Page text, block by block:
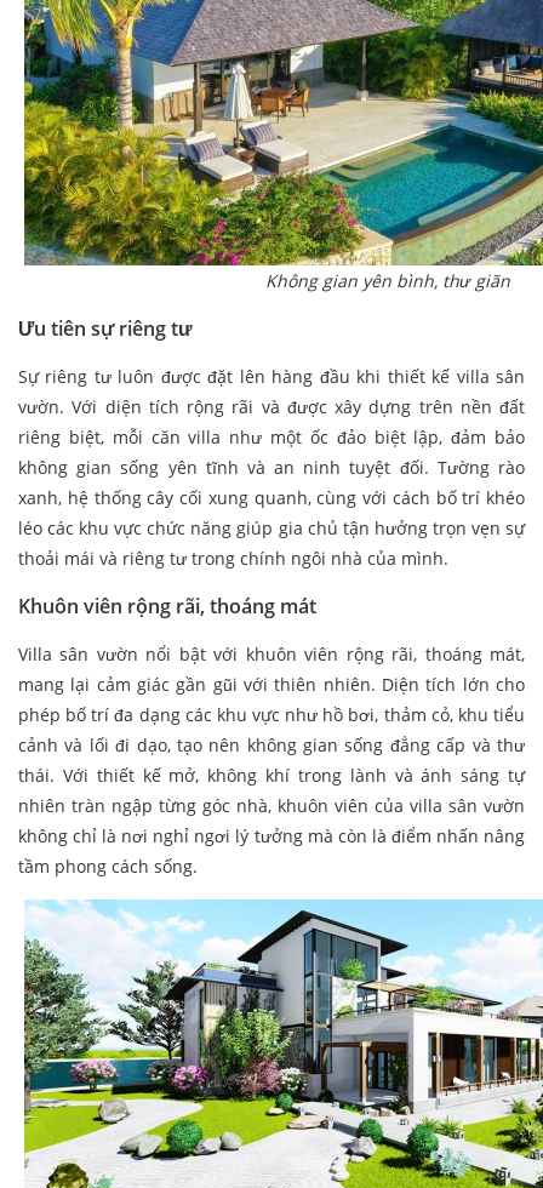
Không gian yên bình, thư giãn
Ưu tiên sự riêng tư
Sự riêng tư luôn được đặt lên hàng đầu khi thiết kế villa sân
vườn. Với diện tích rộng rãi và được xây dựng trên nền đất
riêng biệt, mỗi căn villa như một ốc đảo biệt lập, đảm bảo
không gian sống yên tĩnh và an ninh tuyệt đối. Tường rào
xanh, hệ thống cây cối xung quanh, cùng với cách bố trí khéo
léo các khu vực chức năng giúp gia chủ tận hưởng trọn vẹn sự
thoải mái và riêng tư trong chính ngôi nhà của mình.
Khuôn viên rộng rãi, thoáng mát
Villa sân vườn nổi bật với khuôn viên rộng rãi, thoáng mát,
mang lại cảm giác gần gũi với thiên nhiên. Diện tích lớn cho
phép bố trí đa dạng các khu vực như hồ bơi, thảm cỏ, khu tiểu
cảnh và lối đi dạo, tạo nên không gian sống đẳng cấp và thư
thái. Với thiết kế mở, không khí trong lành và ánh sáng tự
nhiên tràn ngập từng góc nhà, khuôn viên của villa sân vườn
không chỉ là nơi nghỉ ngơi lý tưởng mà còn là điểm nhấn nâng
tầm phong cách sống.